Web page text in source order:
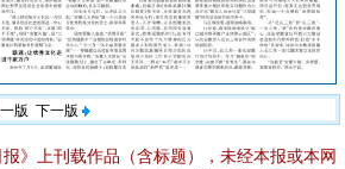
版 下一版
》上刊载作品（含标题），未经本报或本网